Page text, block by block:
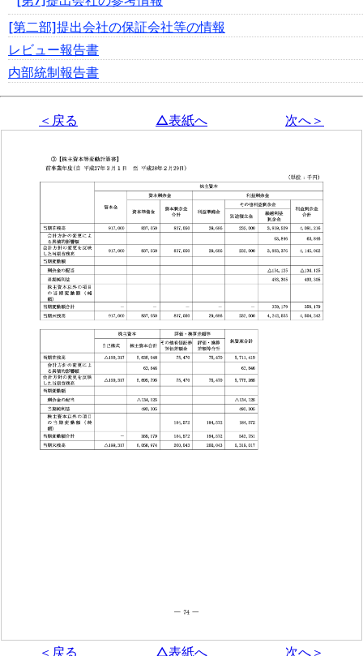
[第二部]提出会社の保証会社等の情報
レビュー報告書
内部統制報告書
＜戻る △表紙へ 次へ＞
＜戻る △表紙へ 次へ＞